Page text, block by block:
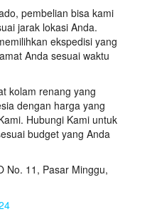
pembelian bisa kami
jarak lokasi Anda.
ekspedisi yang
Anda sesuai waktu
kolam renang yang
dengan harga yang
Hubungi Kami untuk
budget yang Anda
No. 11, Pasar Minggu,